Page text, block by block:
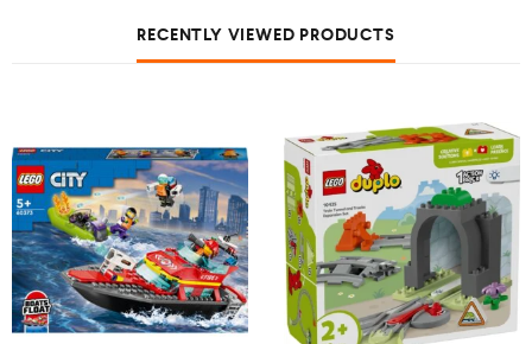
RECENTLY VIEWED PRODUCTS